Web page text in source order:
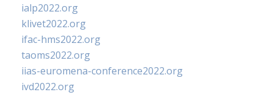
ialp2022.org
klivet2022.org
ifac-hms2022.org
taoms2022.org
iias-euromena-conference2022.org
ivd2022.org